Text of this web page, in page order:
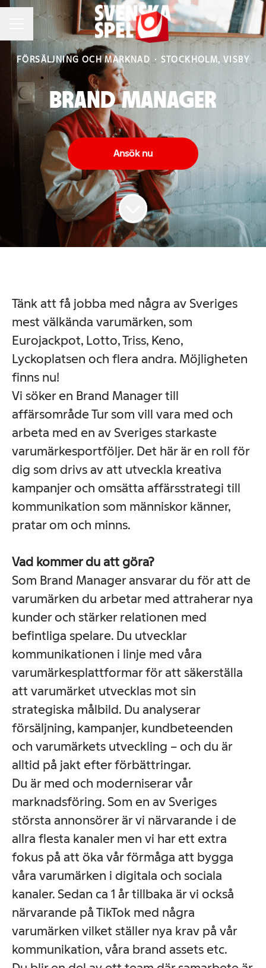
FÖRSÄLJNING OCH MARKNAD · STOCKHOLM, VISBY
BRAND MANAGER
Ansök nu
Tänk att få jobba med några av Sveriges
mest välkända varumärken, som
Eurojackpot, Lotto, Triss, Keno,
Lyckoplatsen och flera andra. Möjligheten
finns nu!
Vi söker en Brand Manager till
affärsområde Tur som vill vara med och
arbeta med en av Sveriges starkaste
varumärkesportföljer. Det här är en roll för
dig som drivs av att utveckla kreativa
kampanjer och omsätta affärsstrategi till
kommunikation som människor känner,
pratar om och minns.
Vad kommer du att göra?
Som Brand Manager ansvarar du för att de
varumärken du arbetar med attraherar nya
kunder och stärker relationen med
befintliga spelare. Du utvecklar
kommunikationen i linje med våra
varumärkesplattformar för att säkerställa
att varumärket utvecklas mot sin
strategiska målbild. Du analyserar
försäljning, kampanjer, kundbeteenden
och varumärkets utveckling – och du är
alltid på jakt efter förbättringar.
Du är med och moderniserar vår
marknadsföring. Som en av Sveriges
största annonsörer är vi närvarande i de
allra flesta kanaler men vi har ett extra
fokus på att öka vår förmåga att bygga
våra varumärken i digitala och sociala
kanaler. Sedan ca 1 år tillbaka är vi också
närvarande på TikTok med några
varumärken vilket ställer nya krav på vår
kommunikation, våra brand assets etc.